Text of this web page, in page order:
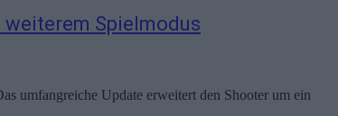
weiterem Spielmodus
umfangreiche Update erweitert den Shooter um ein